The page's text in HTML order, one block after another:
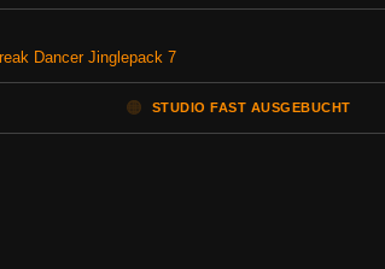
Dancer Jinglepack 7
🟠 STUDIO FAST AUSGEBUCHT